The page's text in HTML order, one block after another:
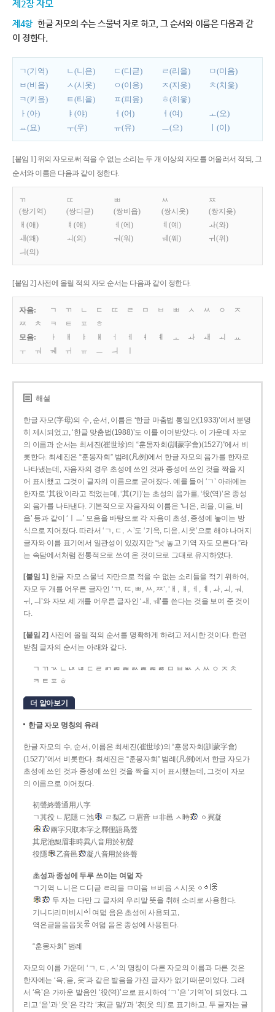
제2장 자모
제4항 한글 자모의 수는 스물넉 자로 하고, 그 순서와 이름은 다음과 같
이 정한다.
ㄱ(기역) ㄴ(니은) ㄷ(디귿) ㄹ(리을)
ㅁ(미음)
ㅂ(비읍)
ㅅ(시옷) ㅇ(이응) ㅈ(지읒)
ㅊ(치읓)
ㅋ(키읔)
ㅌ(티읕) ㅍ(피읖)
ㅎ(히읗)
ㅏ(아)
ㅑ(야) ㅓ(어) ㅕ(여)
ㅗ(오)
ㅛ(요)
ㅜ(우) ㅠ(유) ㅡ(으) ㅣ(이)
[붙임 1] 위의 자모로써 적을 수 없는 소리는 두 개 이상의 자모를 어울러서 적되, 그
순서와 이름은 다음과 같이 정한다.
ㄲ
(쌍기역)
ㄸ
(쌍디귿)
ㅃ
(쌍비읍)
ㅆ
(쌍시옷)
ㅉ
(쌍지읒)
ㅐ(애)
ㅒ(얘) ㅔ(에) ㅖ(예)
ㅘ(와)
ㅙ(왜)
ㅚ(외) ㅝ(워) ㅞ(웨)
ㅟ(위)
ㅢ(의)
[붙임 2] 사전에 올릴 적의 자모 순서는 다음과 같이 정한다.
자음: ㄱ ㄲ ㄴ ㄷ ㄸ ㄹ ㅁ ㅂ ㅃ ㅅ ㅆ ㅇ
ㅈ
ㅉ
ㅊ ㅋ ㅌ ㅍ
ㅎ
모음:
ㅏ ㅐ ㅑ ㅒ ㅓ ㅔ ㅕ ㅖ ㅗ ㅘ ㅙ ㅚ
ㅛ
ㅜ
ㅝ ㅞ ㅟ ㅠ ㅡ ㅢ
해설
한글 자모(字母)의 수, 순서, 이름은 ‘한글 마춤법 통일안(1933)’에서 분명
히 제시되었고, ‘한글 맞춤법(1988)’도 이를 이어받았다. 이 가운데 자모
의 이름과 순서는 최세진(崔世珍)의 “훈몽자회(訓蒙字會)(1527)”에서 비
롯한다. 최세진은 “훈몽자회” 범례(凡例)에서 한글 자모의 음가를 한자로
나타냈는데, 자음자의 경우 초성에 쓰인 것과 종성에 쓰인 것을 짝을 지
어 표시했고 그것이 글자의 이름으로 굳어졌다. 예를 들어 ‘ㄱ’ 아래에는
한자로 ‘其役’이라고 적었는데, ‘其(기)’는 초성의 음가를, ‘役(역)’은 종성
의 음가를 나타낸다. 기본적으로 자음자의 이름은 ‘니은, 리을, 미음, 비
읍’ 등과 같이 ‘ㅣㅡ’ 모음을 바탕으로 각 자음이 초성, 종성에 놓이는 방
식으로 지어졌다. 따라서 ‘ㄱ, ㄷ, ㅅ’도 ‘기윽, 디읃, 시읏’으로 해야 나머지
글자와 이름 표기에서 일관성이 있겠지만 “낫 놓고 기역 자도 모른다.”라
는 속담에서처럼 전통적으로 쓰여 온 것이므로 그대로 유지하였다.
[붙임 1] 한글 자모 스물넉 자만으로 적을 수 없는 소리들을 적기 위하여,
자모 두 개를 어우른 글자인 ‘ㄲ, ㄸ, ㅃ, ㅆ, ㅉ’, ‘ㅐ, ㅒ, ㅔ, ㅖ, ㅘ, ㅚ, ㅝ,
ㅟ, ㅢ’와 자모 세 개를 어우른 글자인 ‘ㅙ, ㅞ’를 쓴다는 것을 보여 준 것이
다.
[붙임 2] 사전에 올릴 적의 순서를 명확하게 하려고 제시한 것이다. 한편
받침 글자의 순서는 아래와 같다.
ㄱ ㄲ ㄳ ㄴ ㄵ ㄶ ㄷ ㄹ ㄺ ㄻ ㄼ ㄽ ㄾ ㄿ ㅀ ㅁ ㅂ ㅄ ㅅ ㅆ ㅇ ㅈ ㅊ
ㅋ ㅌ ㅍ ㅎ
더 알아보기
한글 자모 명칭의 유래
한글 자모의 수, 순서, 이름은 최세진(崔世珍)의 “훈몽자회(訓蒙字會)
(1527)”에서 비롯한다. 최세진은 “훈몽자회” 범례(凡例)에서 한글 자모가
초성에 쓰인 것과 종성에 쓰인 것을 짝을 지어 표시했는데, 그것이 자모
의 이름으로 이어졌다.
初聲終聲通用八字
ㄱ其役 ㄴ尼隱 ㄷ池
ㄹ梨乙 ㅁ眉音 ㅂ非邑 ㅅ時
ㆁ異凝
兩字只取本字之釋俚語爲聲
其尼池梨眉非時異八音用於初聲
役隱
乙音邑 凝八音用於終聲
초성과 종성에 두루 쓰이는 여덟 자
ㄱ기역 ㄴ니은 ㄷ디귿 ㄹ리을 ㅁ미음 ㅂ비읍 ㅅ시옷 ㆁ
두 자는 다만 그 글자의 우리말 뜻을 취해 소리로 사용한다.
기니디리미비시
여덟 음은 초성에 사용되고,
역은귿을음읍옷
여덟 음은 종성에 사용된다.
“훈몽자회” 범례
자모의 이름 가운데 ‘ㄱ, ㄷ, ㅅ’의 명칭이 다른 자모의 이름과 다른 것은
한자에는 ‘윽, 읃, 읏’과 같은 발음을 가진 글자가 없기 때문이었다. 그래
서 ‘윽’은 가까운 발음인 ‘役(역)’으로 표시하여 ‘ㄱ’은 ‘기역’이 되었다. 그
리고 ‘읃’과 ‘읏’은 각각 ‘末(귿 말)’과 ‘衣(옷 의)’로 표기하고, 두 글자는 글